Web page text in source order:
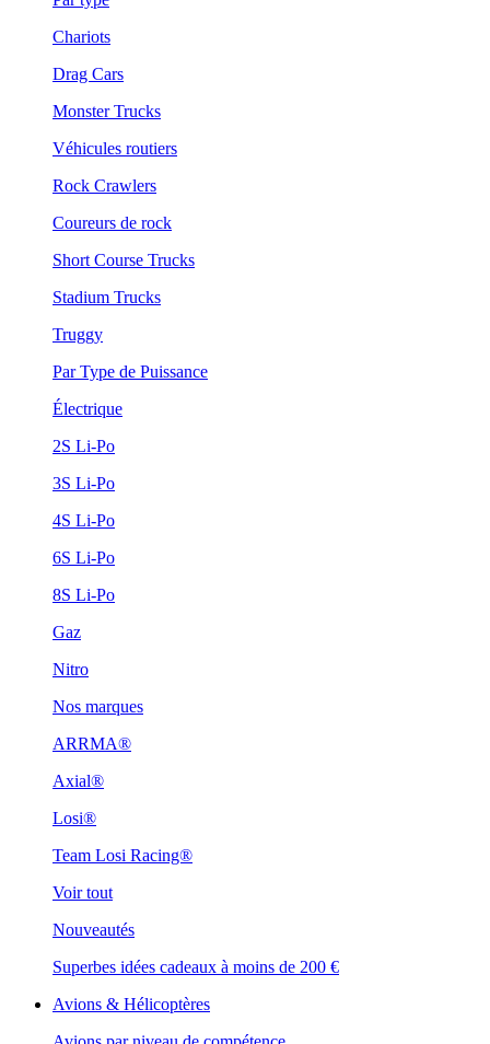
Chariots
Drag Cars
Monster Trucks
Véhicules routiers
Rock Crawlers
Coureurs de rock
Short Course Trucks
Stadium Trucks
Truggy
Par Type de Puissance
Électrique
2S Li-Po
3S Li-Po
4S Li-Po
6S Li-Po
8S Li-Po
Gaz
Nitro
Nos marques
ARRMA®
Axial®
Losi®
Team Losi Racing®
Voir tout
Nouveautés
Superbes idées cadeaux à moins de 200 €
Avions & Hélicoptères